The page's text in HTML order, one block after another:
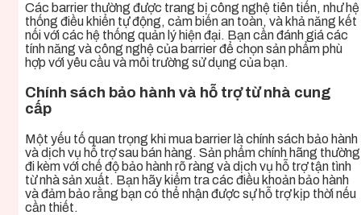
Các barrier thường được trang bị công nghệ tiên tiến, như hệ
thống điều khiển tự động, cảm biến an toàn, và khả năng kết
nối với các hệ thống quản lý hiện đại. Bạn cần đánh giá các
tính năng và công nghệ của barrier để chọn sản phẩm phù
hợp với yêu cầu và môi trường sử dụng của bạn.
Chính sách bảo hành và hỗ trợ từ nhà cung
cấp
Một yếu tố quan trọng khi mua barrier là chính sách bảo hành
và dịch vụ hỗ trợ sau bán hàng. Sản phẩm chính hãng thường
đi kèm với chế độ bảo hành rõ ràng và dịch vụ hỗ trợ tận tình
từ nhà sản xuất. Bạn hãy kiểm tra các điều khoản bảo hành
và đảm bảo rằng bạn có thể nhận được sự hỗ trợ kịp thời nếu
cần thiết.